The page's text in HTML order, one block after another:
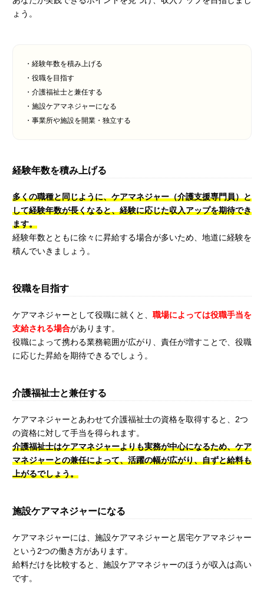
ょう。
・経験年数を積み上げる
・役職を目指す
・介護福祉士と兼任する
・施設ケアマネジャーになる
・事業所や施設を開業・独立する
経験年数を積み上げる
多くの職種と同じように、ケアマネジャー（介護支援専門員）と
して経験年数が長くなると、経験に応じた収入アップを期待でき
ます。
経験年数とともに徐々に昇給する場合が多いため、地道に経験を
積んでいきましょう。
役職を目指す
ケアマネジャーとして役職に就くと、 職場によっては役職手当を
支給される場合があります。
役職によって携わる業務範囲が広がり、責任が増すことで、役職
に応じた昇給を期待できるでしょう。
介護福祉士と兼任する
ケアマネジャーとあわせて介護福祉士の資格を取得すると、2つ
の資格に対して手当を得られます。
介護福祉士はケアマネジャーよりも実務が中心になるため、ケア
マネジャーとの兼任によって、活躍の幅が広がり、自ずと給料も
上がるでしょう。
施設ケアマネジャーになる
ケアマネジャーには、施設ケアマネジャーと居宅ケアマネジャー
という2つの働き方があります。
給料だけを比較すると、施設ケアマネジャーのほうが収入は高い
です。